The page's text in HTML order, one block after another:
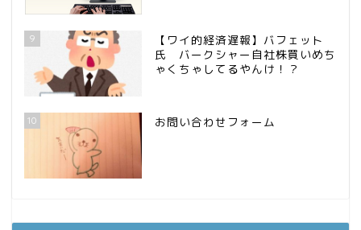
9
【ワイ的経済遅報】バフェット
氏 バークシャー自社株買いめち
ゃくちゃしてるやんけ！？
10 お問い合わせフォーム